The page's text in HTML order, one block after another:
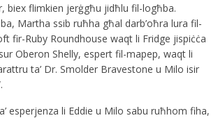
biex flimkien jerġgħu jidħlu fil-logħba.
Martha ssib ruħha għal darb’oħra lura fil-
fir-Ruby Roundhouse waqt li Fridge jispiċċa
Oberon Shelly, espert fil-mapep, waqt li
ta’ Dr. Smolder Bravestone u Milo isir
esperjenza li Eddie u Milo sabu ruħhom fiha,